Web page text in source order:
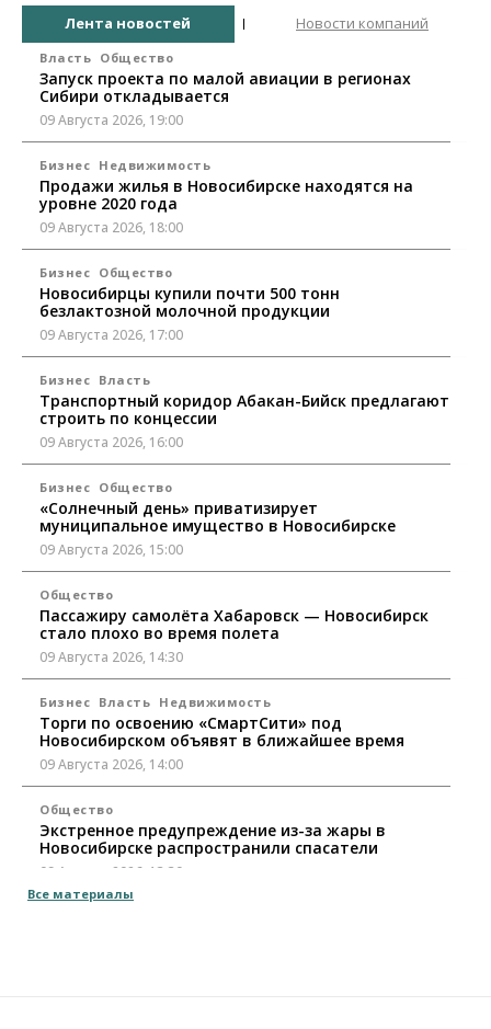
Лента новостей Новости компаний
Власть Общество
Запуск проекта по малой авиации в регионах
Сибири откладывается
09 Августа 2026, 19:00
Бизнес Недвижимость
Продажи жилья в Новосибирске находятся на
уровне 2020 года
09 Августа 2026, 18:00
Бизнес Общество
Новосибирцы купили почти 500 тонн
безлактозной молочной продукции
09 Августа 2026, 17:00
Бизнес Власть
Транспортный коридор Абакан-Бийск предлагают
строить по концессии
09 Августа 2026, 16:00
Бизнес Общество
«Солнечный день» приватизирует
муниципальное имущество в Новосибирске
09 Августа 2026, 15:00
Общество
Пассажиру самолёта Хабаровск — Новосибирск
стало плохо во время полета
09 Августа 2026, 14:30
Бизнес Власть Недвижимость
Торги по освоению «СмартСити» под
Новосибирском объявят в ближайшее время
09 Августа 2026, 14:00
Общество
Экстренное предупреждение из-за жары в
Новосибирске распространили спасатели
09 Августа 2026, 13:30
Все материалы